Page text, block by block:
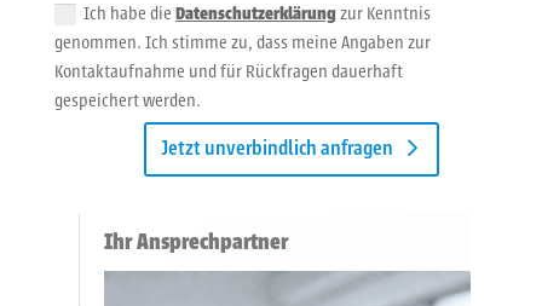
Ich habe dieDatenschutzerklärung zur Kenntnis
genommen. Ich stimme zu, dass meine Angaben zur
Kontaktaufnahme und für Rückfragen dauerhaft
gespeichert werden.
Jetzt unverbindlich anfragen
Ihr Ansprechpartner